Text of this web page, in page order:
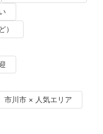
）
市川市 × 人気エリア